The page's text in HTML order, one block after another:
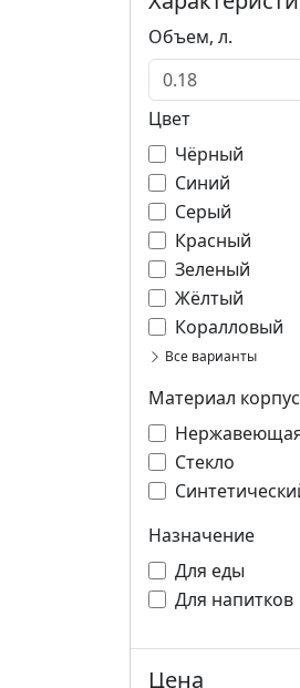
Объем, л.
Цвет
Чёрный
Синий
Серый
Красный
Зеленый
Жёлтый
Коралловый
Все варианты
Материал
Стекло
Назначение
Для еды
Для напитков
Цена